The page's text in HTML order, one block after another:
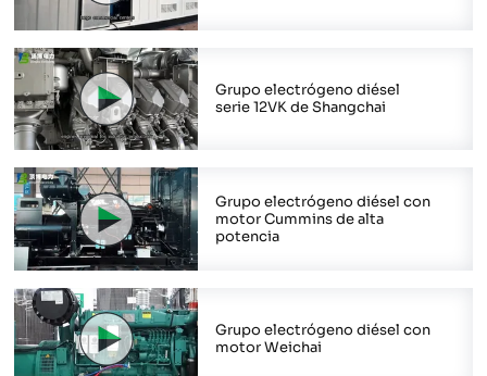
Grupo electrógeno diésel
serie 12VK de Shangchai
Grupo electrógeno diésel con
motor Cummins de alta
potencia
Grupo electrógeno diésel con
motor Weichai